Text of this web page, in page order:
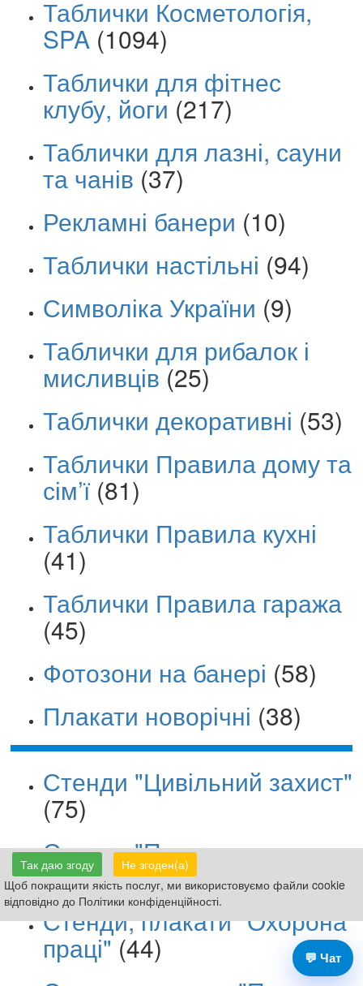
Так даю згоду
Не згоден(а)
Щоб покращити якість послуг, ми використовуємо файли cookie
відповідно до Політики конфіденційності.
Таблички Косметологія,
SPA (1094)
Таблички для фітнес
клубу, йоги (217)
Таблички для лазні, сауни
та чанів (37)
Рекламні банери (10)
Таблички настільні (94)
Символіка України (9)
Таблички для рибалок і
мисливців (25)
Таблички декоративні (53)
Таблички Правила дому та
сім’ї (81)
Таблички Правила кухні
(41)
Таблички Правила гаража
(45)
Фотозони на банері (58)
Плакати новорічні (38)
Стенди "Цивільний захист"
(75)
Стенди "Пожежна
безпека"(12)
Стенди, плакати "Охорона
праці" (44)
💬 Чат